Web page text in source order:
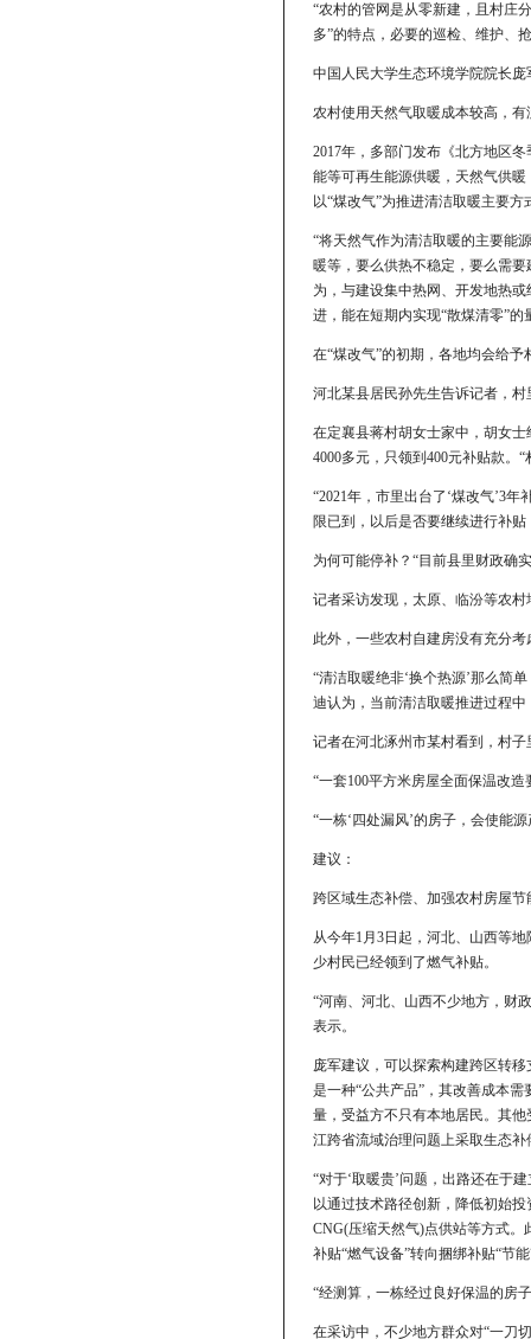
“农村的管网是从零新建，且村庄
多”的特点，必要的巡检、维护、
中国人民大学生态环境学院院长
农村使用天然气取暖成本较高，
2017年，多部门发布《北方地区
能等可再生能源供暖，天然气供
以“煤改气”为推进清洁取暖主要方
“将天然气作为清洁取暖的主要能
暖等，要么供热不稳定，要么需
为，与建设集中热网、开发地热
进，能在短期内实现“散煤清零”的
在“煤改气”的初期，各地均会给
河北某县居民孙先生告诉记者，
在定襄县蒋村胡女士家中，胡女
4000多元，只领到400元补贴款。
“2021年，市里出台了‘煤改气’3
限已到，以后是否要继续进行补
为何可能停补？“目前县里财政确
记者采访发现，太原、临汾等农
此外，一些农村自建房没有充分
“清洁取暖绝非‘换个热源’那么简
迪认为，当前清洁取暖推进过程
记者在河北涿州市某村看到，村
“一套100平方米房屋全面保温改
“一栋‘四处漏风’的房子，会使能
建议：
跨区域生态补偿、加强农村房屋
从今年1月3日起，河北、山西等
少村民已经领到了燃气补贴。
“河南、河北、山西不少地方，财
表示。
庞军建议，可以探索构建跨区转
是一种“公共产品”，其改善成本
量，受益方不只有本地居民。其
江跨省流域治理问题上采取生态
“对于‘取暖贵’问题，出路还在于
以通过技术路径创新，降低初始
CNG(压缩天然气)点供站等方式
补贴“燃气设备”转向捆绑补贴“节
“经测算，一栋经过良好保温的房
在采访中，不少地方群众对“一刀